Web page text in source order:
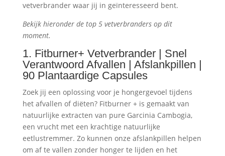
vetverbrander waar jij in geïnteresseerd bent.
Bekijk hieronder de top 5 vetverbranders op dit
moment.
1. Fitburner+ Vetverbrander | Snel
Verantwoord Afvallen | Afslankpillen |
90 Plantaardige Capsules
Zoek jij een oplossing voor je hongergevoel tijdens
het afvallen of diëten? Fitburner + is gemaakt van
natuurlijke extracten van pure Garcinia Cambogia,
een vrucht met een krachtige natuurlijke
eetlustremmer. Zo kunnen onze afslankpillen helpen
om af te vallen zonder honger te lijden en het